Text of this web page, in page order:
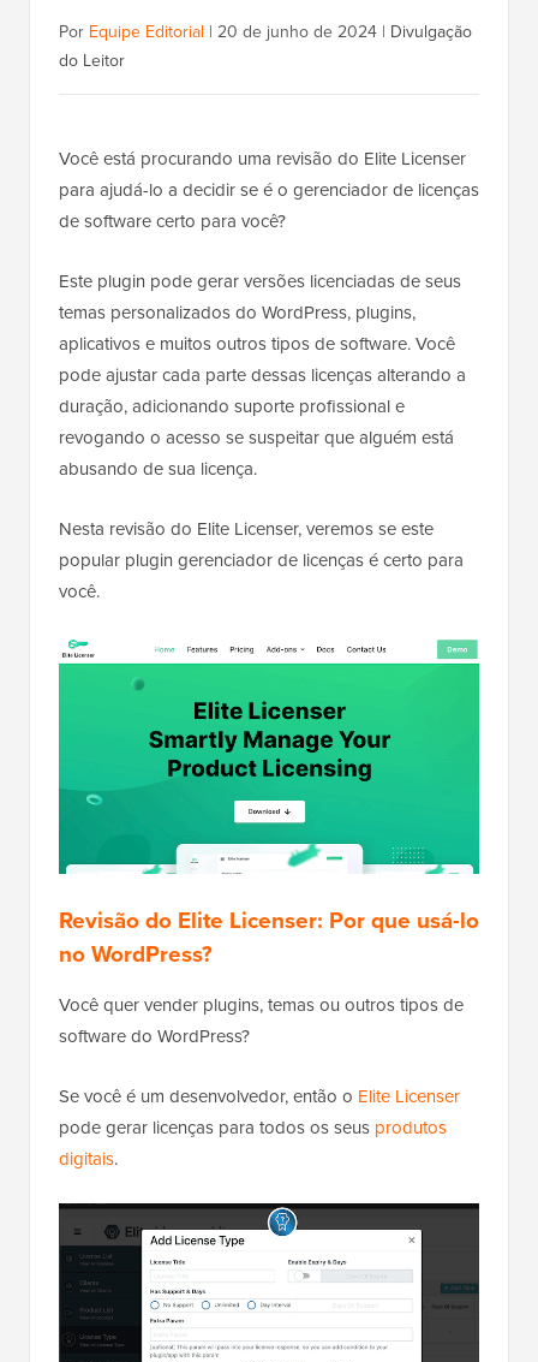
Por Equipe Editorial | 20 de junho de 2024 | Divulgação
do Leitor
Você está procurando uma revisão do Elite Licenser
para ajudá-lo a decidir se é o gerenciador de licenças
de software certo para você?
Este plugin pode gerar versões licenciadas de seus
temas personalizados do WordPress, plugins,
aplicativos e muitos outros tipos de software. Você
pode ajustar cada parte dessas licenças alterando a
duração, adicionando suporte profissional e
revogando o acesso se suspeitar que alguém está
abusando de sua licença.
Nesta revisão do Elite Licenser, veremos se este
popular plugin gerenciador de licenças é certo para
você.
Revisão do Elite Licenser: Por que usá-lo
no WordPress?
Você quer vender plugins, temas ou outros tipos de
software do WordPress?
Se você é um desenvolvedor, então o Elite Licenser
pode gerar licenças para todos os seus produtos
digitais.